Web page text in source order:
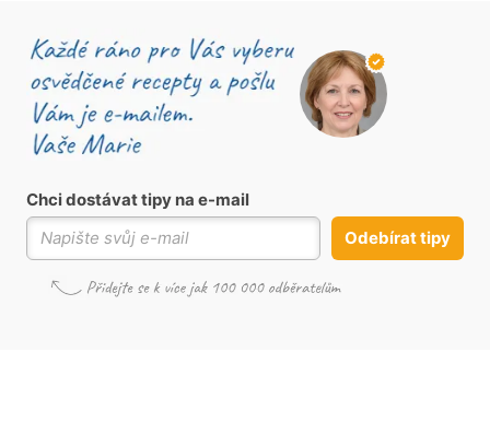
Chci dostávat tipy na e-mail
Odebírat tipy